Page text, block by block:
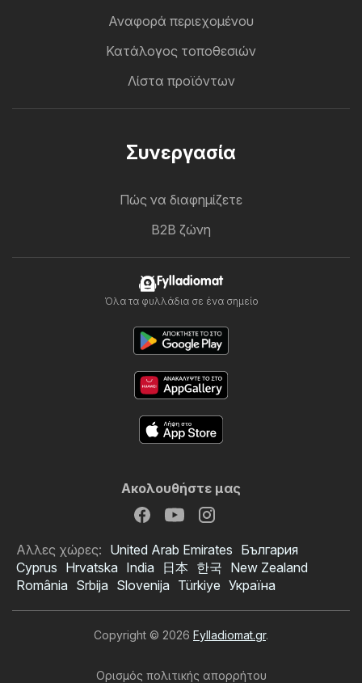
Αναφορά περιεχομένου
Κατάλογος τοποθεσιών
Λίστα προϊόντων
Συνεργασία
Πώς να διαφημίζετε
B2B ζώνη
Fylladiomat
Όλα τα φυλλάδια σε ένα σημείο
Ακολουθήστε μας
Αλλες χώρες: United Arab Emirates България
Cyprus Hrvatska India 日本 한국 New Zealand
România Srbija Slovenija Türkiye Україна
Copyright © 2026 Fylladiomat.gr.
Ορισμός πολιτικής απορρήτου